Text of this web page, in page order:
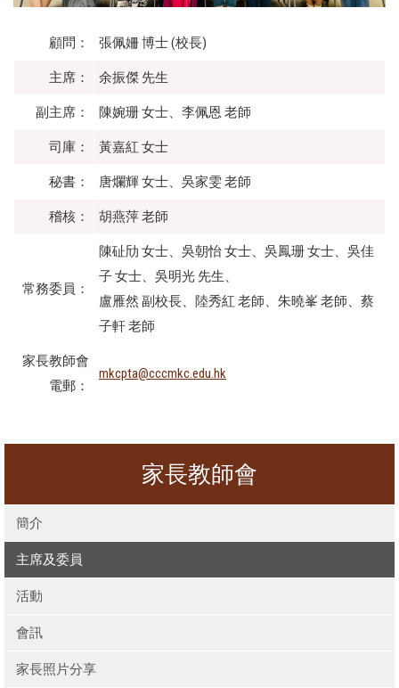
顧問： 張佩姍 博士 (校長)
主席： 余振傑 先生
副主席： 陳婉珊 女士、李佩恩 老師
司庫： 黃嘉紅 女士
秘書： 唐爛輝 女士、吳家雯 老師
稽核： 胡燕萍 老師
常務委員：
陳砋劤 女士、吳朝怡 女士、吳鳳珊 女士、吳佳
子 女士、吳明光 先生、
盧雁然 副校長、陸秀紅 老師、朱曉峯 老師、蔡
子軒 老師
家長教師會
電郵：
mkcpta@cccmkc.edu.hk
家長教師會
簡介
主席及委員
活動
會訊
家長照片分享